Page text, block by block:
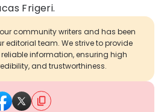
Frigeri.
community writers and has been
editorial team. We strive to provide
information, ensuring high
and trustworthiness.